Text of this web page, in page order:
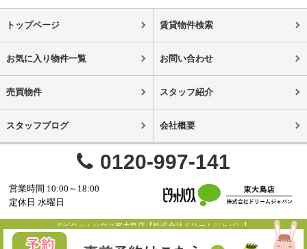
トップページ 賃貸物件検索
お気に入り物件一覧 お問い合わせ
売買物件 スタッフ紹介
スタッフブログ 会社概要
0120-997-141
営業時間 10:00～18:00
定休日 水曜日
©ピタットハウス東大島店【株式会社ドリームジャパン】